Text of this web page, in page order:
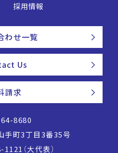
採用情報
わせ一覧
Us
請求
8680
手町3丁目3番35号
1121（大代表）